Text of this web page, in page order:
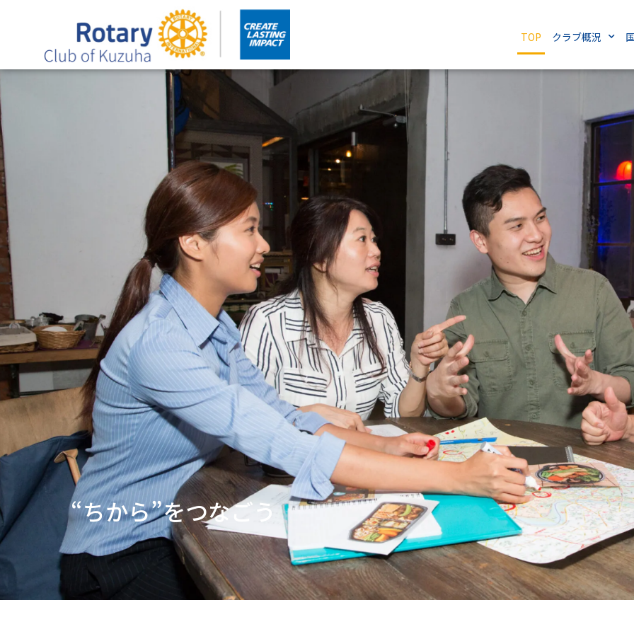
TOP クラブ概況
“ちから”をつなごう
アカ族子供お米支援
“ちから”をつなごう
アカ族子供お米支援
“ちから”をつなごう
アカ族子供お米支援